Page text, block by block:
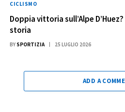
CICLISMO
Doppia vittoria sull’Alpe
storia
BY SPORTIZIA 25 LUGLIO 2026
ADD A